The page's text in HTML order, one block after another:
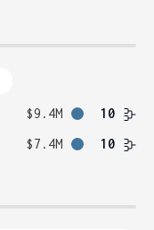
$9.4M
10
$7.4M 10